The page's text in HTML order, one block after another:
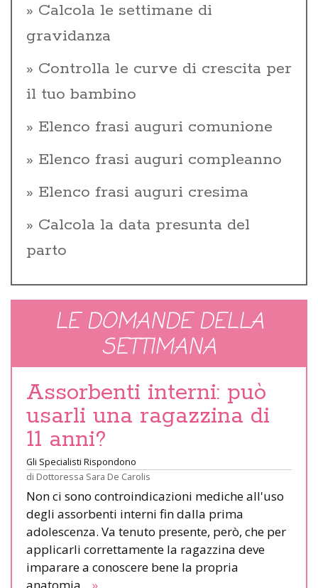
Calcola le settimane di
gravidanza
Controlla le curve di crescita per
il tuo bambino
Elenco frasi auguri comunione
Elenco frasi auguri compleanno
Elenco frasi auguri cresima
Calcola la data presunta del
parto
LE DOMANDE DELLA
SETTIMANA
Assorbenti interni: può
usarli una ragazzina di
11 anni?
Gli Specialisti Rispondono
di Dottoressa Sara De Carolis
Non ci sono controindicazioni mediche all'uso
degli assorbenti interni fin dalla prima
adolescenza. Va tenuto presente, però, che per
applicarli correttamente la ragazzina deve
imparare a conoscere bene la propria